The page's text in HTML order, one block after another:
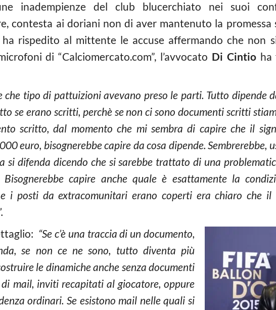
inadempienze del club blucerchiato nei suoi
contesta ai doriani non di aver mantenuto la promessa
rispedito al mittente le accuse affermando che non
di “Calciomercato.com”, l’avvocato Di Cintioha
che tipo di pattuizioni avevano preso le parti. Tutto dipende
se erano scritti, perchè se non ci sono documenti scritti
scritto, dal momento che mi sembra di capire che il
euro, bisognerebbe capire da cosa dipende. Sembrerebbe,
si difenda dicendo che si sarebbe trattato di una
Bisognerebbe capire anche quale è esattamente la
i posti da extracomunitari erano coperti era chiaro che il
“Se c’è una traccia di un documento,
se non ce ne sono, tutto diventa più
le dinamiche anche senza documenti
mail, inviti recapitati al giocatore, oppure
ordinari. Se esistono mail nelle quali si